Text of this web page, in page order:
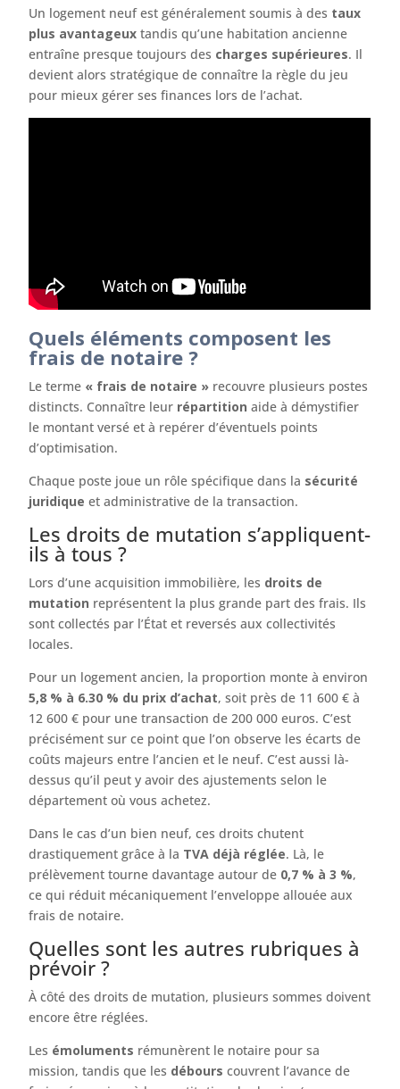
Un logement neuf est généralement soumis à des taux
plus avantageux tandis qu’une habitation ancienne
entraîne presque toujours des charges supérieures. Il
devient alors stratégique de connaître la règle du jeu
pour mieux gérer ses finances lors de l’achat.
Quels éléments composent les
frais de notaire ?
Le terme « frais de notaire » recouvre plusieurs postes
distincts. Connaître leur répartition aide à démystifier
le montant versé et à repérer d’éventuels points
d’optimisation.
Chaque poste joue un rôle spécifique dans la sécurité
juridique et administrative de la transaction.
Les droits de mutation s’appliquent-
ils à tous ?
Lors d’une acquisition immobilière, les droits de
mutation représentent la plus grande part des frais. Ils
sont collectés par l’État et reversés aux collectivités
locales.
Pour un logement ancien, la proportion monte à environ
5,8 % à 6.30 % du prix d’achat, soit près de 11 600 € à
12 600 € pour une transaction de 200 000 euros. C’est
précisément sur ce point que l’on observe les écarts de
coûts majeurs entre l’ancien et le neuf. C’est aussi là-
dessus qu’il peut y avoir des ajustements selon le
département où vous achetez.
Dans le cas d’un bien neuf, ces droits chutent
drastiquement grâce à la TVA déjà réglée. Là, le
prélèvement tourne davantage autour de 0,7 % à 3 %,
ce qui réduit mécaniquement l’enveloppe allouée aux
frais de notaire.
Quelles sont les autres rubriques à
prévoir ?
À côté des droits de mutation, plusieurs sommes doivent
encore être réglées.
Les émoluments rémunèrent le notaire pour sa
mission, tandis que les débours couvrent l’avance de